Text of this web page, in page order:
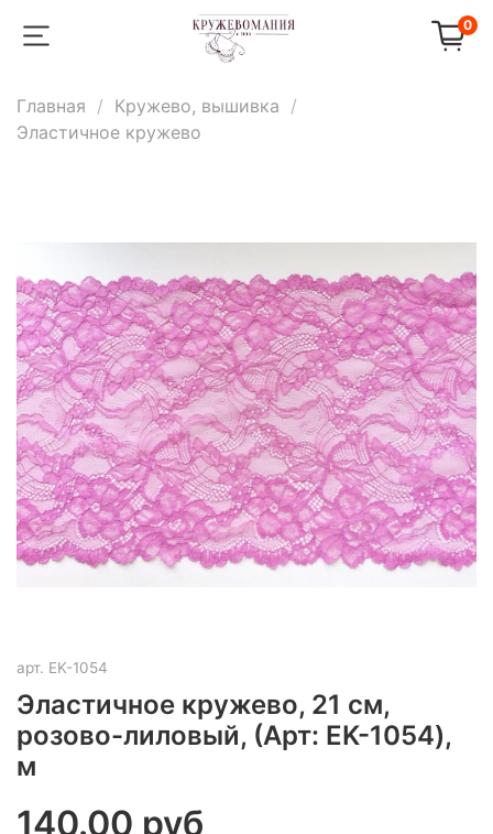
0
Главная
Кружево, вышивка
Эластичное кружево
арт. EK-1054
Эластичное кружево, 21 см,
розово-лиловый, (Арт: EK-1054),
м
140.00 руб